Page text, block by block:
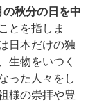
の秋分の日を中
とを指しま
日本だけの独
生物をいつく
った人々をし
様の崇拝や豊